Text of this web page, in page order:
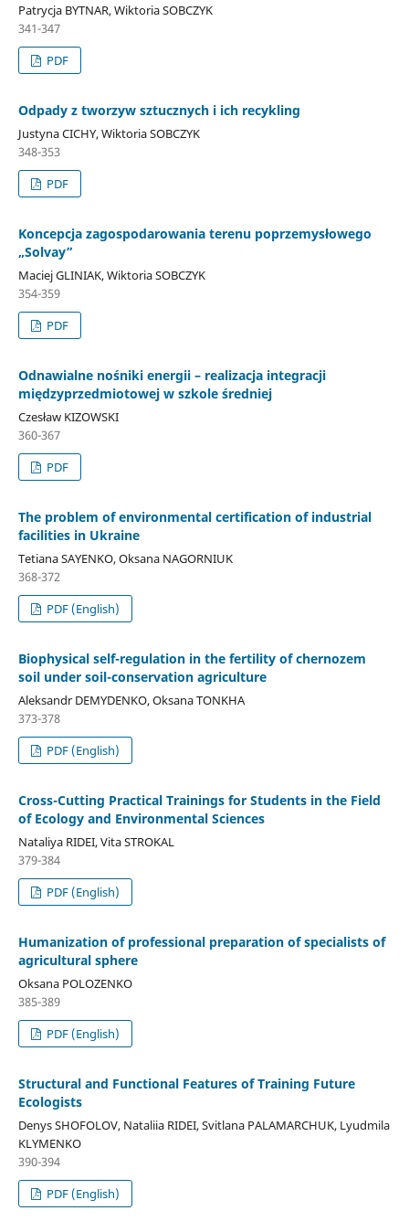
Patrycja BYTNAR, Wiktoria SOBCZYK
341-347
PDF
Odpady z tworzyw sztucznych i ich recykling
Justyna CICHY, Wiktoria SOBCZYK
348-353
PDF
Koncepcja zagospodarowania terenu poprzemysłowego
„Solvay”
Maciej GLINIAK, Wiktoria SOBCZYK
354-359
PDF
Odnawialne nośniki energii – realizacja integracji
międzyprzedmiotowej w szkole średniej
Czesław KIZOWSKI
360-367
PDF
The problem of environmental certification of industrial
facilities in Ukraine
Tetiana SAYENKO, Oksana NAGORNIUK
368-372
PDF (English)
Biophysical self-regulation in the fertility of chernozem
soil under soil-conservation agriculture
Aleksandr DEMYDENKO, Oksana TONKHA
373-378
PDF (English)
Cross-Cutting Practical Trainings for Students in the Field
of Ecology and Environmental Sciences
Nataliya RIDEI, Vita STROKAL
379-384
PDF (English)
Humanization of professional preparation of specialists of
agricultural sphere
Oksana POLOZENKO
385-389
PDF (English)
Structural and Functional Features of Training Future
Ecologists
Denys SHOFOLOV, Nataliia RIDEI, Svitlana PALAMARCHUK, Lyudmila
KLYMENKO
390-394
PDF (English)